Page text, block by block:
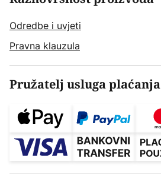
Odredbe i uvjeti
Pravna klauzula
Pružatelj usluga plaćanja